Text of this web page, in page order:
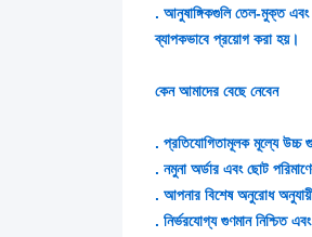
. আনুষাঙ্গিকগুলি তেল-মুক্ত এবং
ব্যাপকভাবে প্রয়োগ করা হয়।
কেন আমাদের বেছে নেবেন
. প্রতিযোগিতামূলক মূল্যে উচ্চ
. নমুনা অর্ডার এবং ছোট
. আপনার বিশেষ অনুরোধ
. নির্ভরযোগ্য গুণমান নিশ্চিত